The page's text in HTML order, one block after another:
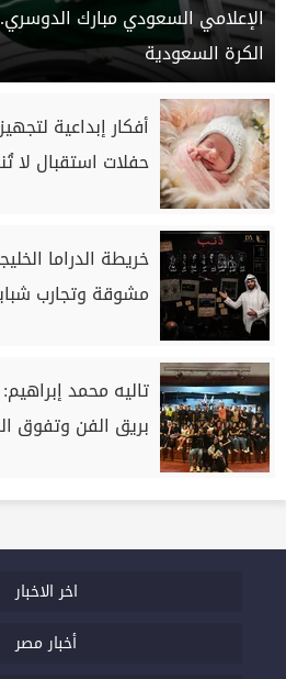
الإعلامي السعودي مبارك
الكرة السعودية
أفكار إبداعية
حفلات استقبال لا
خريطة الدراما
مشوقة وتجارب
تاليه محمد
بريق الفن وتفوق
اخر الاخبار
أخبار مصر